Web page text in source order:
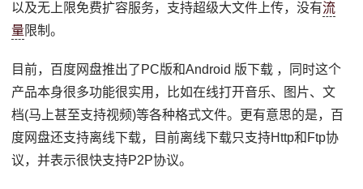
以及无上限免费扩容服务，支持超级大文件上传，没有流
量限制。
目前，百度网盘推出了PC版和Android 版下载 ，同时这个
产品本身很多功能很实用，比如在线打开音乐、图片、文
档(马上甚至支持视频)等各种格式文件。更有意思的是，百
度网盘还支持离线下载，目前离线下载只支持Http和Ftp协
议，并表示很快支持P2P协议。